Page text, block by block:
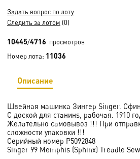
Задать вопрос по лоту
Следить за лотом (0)
10445/4716 просмотров
Номер лота: 11036
Описание
Швейная машинка Зингер Singer.
С доской для станинs, рабочая. 1910
Желательно самовывоз !!! При
сложности упаковки !!!
Серийный номер P5092848
Singer 99 Memphis (Sphinx) Treadle